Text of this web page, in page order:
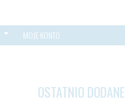
MOJE KONTO
OSTATNIO DODANE